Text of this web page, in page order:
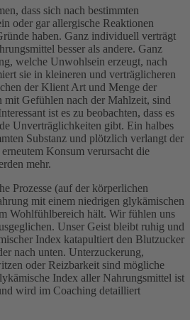
dass sich nach bestimmten
oder gar allergische Reaktionen
haben. Ganz individuell verträgt
besser als andere. Ganz
welche Unwohlsein erzeugt, nach
sie in kleineren und verträglicheren
der Klient Art und Menge der
mit Gefühlen nach der Mahlzeit, sind
ist es zu beobachten, dass es
Unverträglichkeiten gibt. Ein halbes
Substanz und plötzlich verlangt der
Konsum verursacht die
mehr.
Prozesse (auf der körperlichen
mit einem niedrigen glykämischen
Wohlfühlbereich hält. Wir fühlen uns
Unser Geist bleibt ruhig und
Index katapultiert den Blutzucker
nach unten. Unterzuckerung,
oder Reizbarkeit sind mögliche
Index aller Nahrungsmittel ist
wird im Coaching detailliert